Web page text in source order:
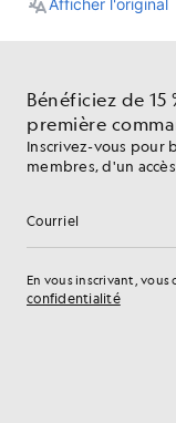
Bénéficiez de
première
Inscrivez-vous pour
membres, d'un
Adresse e-mail
En vous inscrivant,
confidentialité